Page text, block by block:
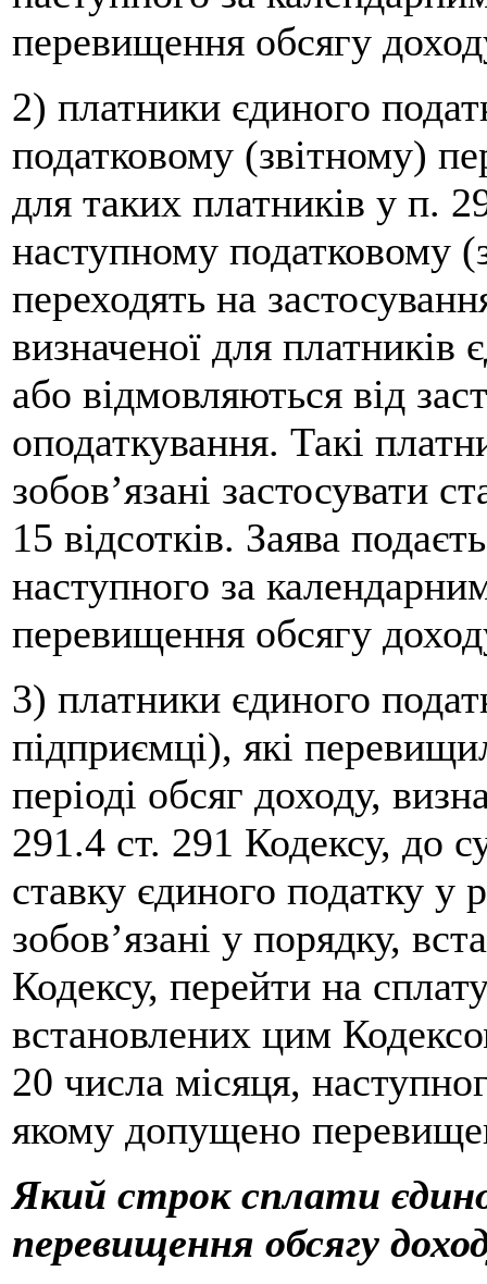
перевищення обсягу
2) платники єдиного
податковому (звітному)
для таких платників у п.
наступному податковому
переходять на
визначеної для платників
або відмовляються від
оподаткування. Такі
зобов’язані застосувати
15 відсотків. Заява
наступного за
перевищення обсягу
3) платники єдиного
підприємці), які
періоді обсяг доходу,
291.4 ст. 291 Кодексу, до
ставку єдиного податку у
зобов’язані у порядку,
Кодексу, перейти на
встановлених цим
20 числа місяця,
якому допущено
Який строк сплати
перевищення обсягу